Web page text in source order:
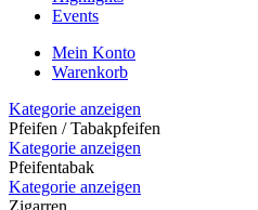
Events
Mein Konto
Warenkorb
Kategorie anzeigen
Pfeifen / Tabakpfeifen
Kategorie anzeigen
Pfeifentabak
Kategorie anzeigen
Zigarren